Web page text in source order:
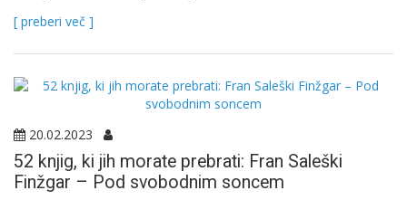
[ preberi več ]
20.02.2023
52 knjig, ki jih morate prebrati: Fran Saleški
Finžgar – Pod svobodnim soncem